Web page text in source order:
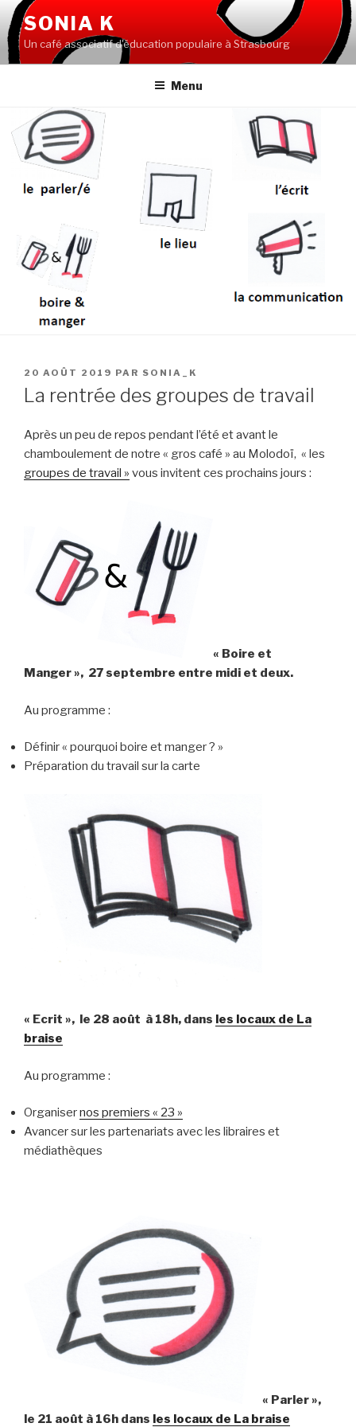
Aller
au
contenu
principal
SONIA K
Un café associatif d'éducation populaire à Strasbourg
Menu
PUBLIÉ
LE
20 AOÛT 2019 PAR SONIA_K
La rentrée des groupes de travail
Après un peu de repos pendant l’été et avant le
chamboulement de notre « gros café » au Molodoï, « les
groupes de travail » vous invitent ces prochains jours :
« Boire et
Manger », 27 septembre entre midi et deux.
Au programme :
Définir « pourquoi boire et manger ? »
Préparation du travail sur la carte
« Ecrit », le 28 août à 18h, dans les locaux de La
braise
Au programme :
Organisernos premiers « 23 »
Avancer sur les partenariats avec les libraires et
médiathèques
« Parler »,
le 21 août à 16h dans les locaux de La braise